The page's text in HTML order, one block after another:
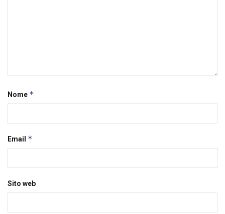
Nome *
Email *
Sito web